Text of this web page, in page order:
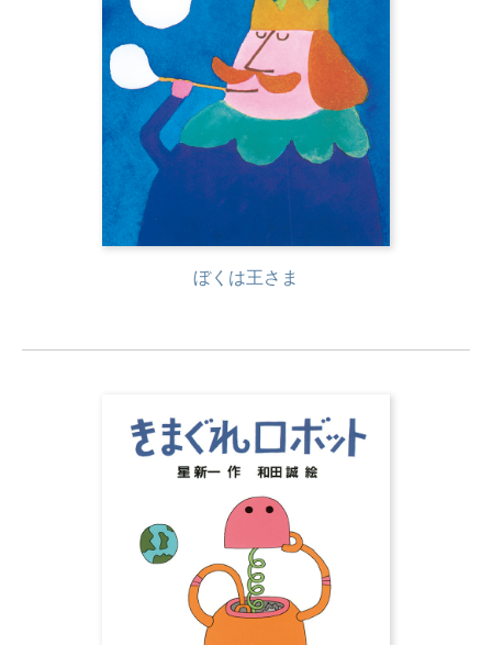
ぼくは王さま